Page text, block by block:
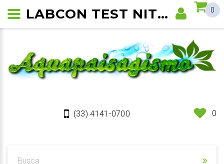
(33) 4141-0700 0
0
LABCON TEST NITRITO